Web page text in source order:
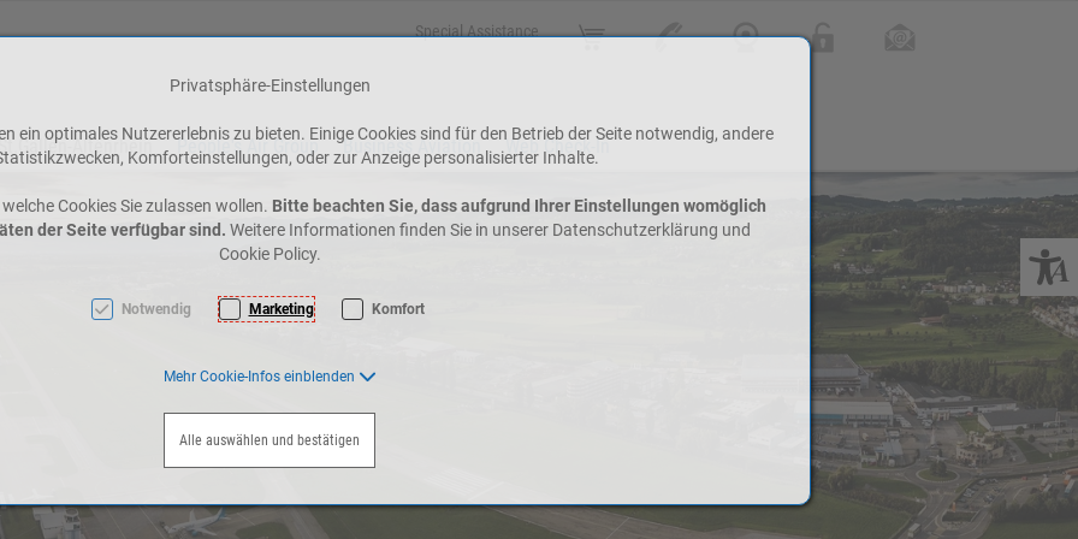
Special Assistance Online ShopKontakt Webcam Login
Altenrhein People's Air Group Business Aviation Web Check-In
Privatsphäre-Einstellungen
ein optimales Nutzererlebnis zu bieten. Einige Cookies sind für den Betrieb der Seite notwendig, andere
Komforteinstellungen, oder zur Anzeige personalisierter Inhalte.
Cookies Sie zulassen wollen. Bitte beachten Sie, dass aufgrund Ihrer Einstellungen womöglich
der Seite verfügbar sind. Weitere Informationen finden Sie in unserer Datenschutzerklärung und
Cookie Policy.
Notwendig Marketing Komfort
Mehr Cookie-Infos einblenden
Alle auswählen und bestätigen